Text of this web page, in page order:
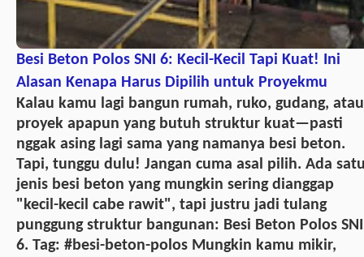
Besi Beton Polos SNI 6: Kecil-Kecil Tapi Kuat! Ini
Alasan Kenapa Harus Dipilih untuk Proyekmu
Kalau kamu lagi bangun rumah, ruko, gudang, atau
proyek apapun yang butuh struktur kuat—pasti
nggak asing lagi sama yang namanya besi beton.
Tapi, tunggu dulu! Jangan cuma asal pilih. Ada
jenis besi beton yang mungkin sering dianggap
"kecil-kecil cabe rawit", tapi justru jadi tulang
punggung struktur bangunan: Besi Beton Polos SNI
6. Tag: #besi-beton-polos Mungkin kamu mikir,